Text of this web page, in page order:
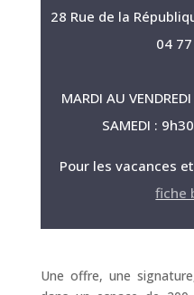
28 Rue de la
04
MARDI AU
SAMEDI :
Pour les vacances
fiche
Une offre, une